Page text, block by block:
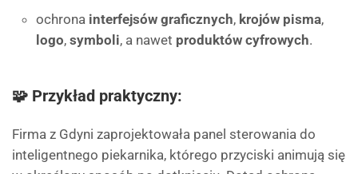
ochrona interfejsów graficznych, krojów pisma,
logo, symboli, a nawet produktów cyfrowych.
🧩 Przykład praktyczny:
Firma z Gdyni zaprojektowała panel sterowania do
inteligentnego piekarnika, którego przyciski animują się